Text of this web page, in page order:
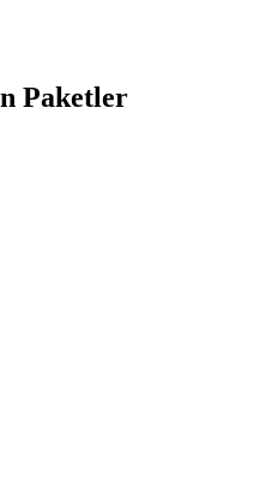
Paketler